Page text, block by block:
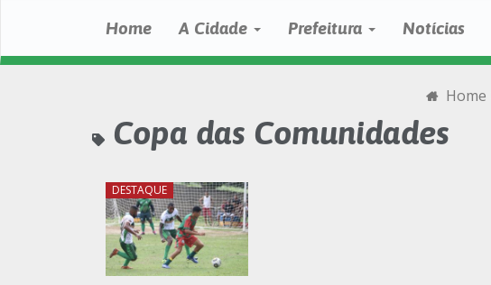
Home A Cidade Prefeitura Notícias
Home
Copa das Comunidades
DESTAQUE